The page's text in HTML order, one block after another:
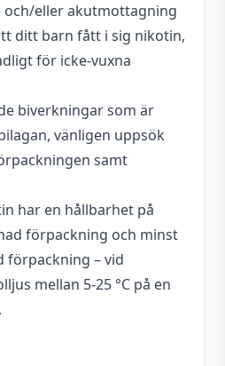
och/eller akutmottagning
ditt barn fått i sig nikotin,
för icke-vuxna
biverkningar som är
vänligen uppsök
samt
har en hållbarhet på
förpackning och minst
förpackning – vid
mellan 5-25 °C på en